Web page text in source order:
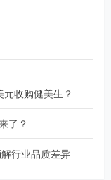
收购健美生？
了？
行业品质差异